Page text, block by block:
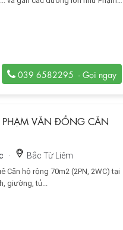
039 6582295
PHẠM VĂN ĐỒNG CĂN
· Bắc Từ Liêm
Căn hộ rộng 70m2 (2PN, 2WC) tại
giường, tủ...